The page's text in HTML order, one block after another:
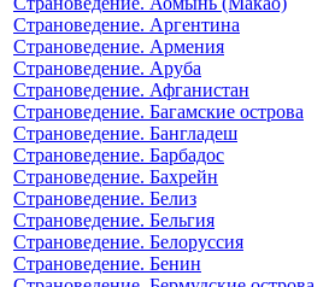
Страноведение. Аргентина
Страноведение. Армения
Страноведение. Аруба
Страноведение. Афганистан
Страноведение. Багамские острова
Страноведение. Бангладеш
Страноведение. Барбадос
Страноведение. Бахрейн
Страноведение. Белиз
Страноведение. Бельгия
Страноведение. Белоруссия
Страноведение. Бенин